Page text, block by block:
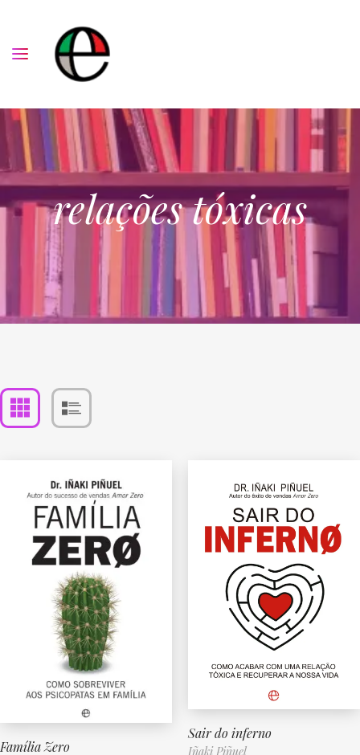
relações tóxicas
Família Zero
Sair do inferno
Iñaki Piñuel